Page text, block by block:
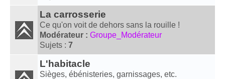
La carrosserie
Ce qu'on voit de dehors sans la rouille !
Modérateur : Groupe_Modérateur
Sujets : 7
L'habitacle
Sièges, ébénisteries, garnissages, etc.